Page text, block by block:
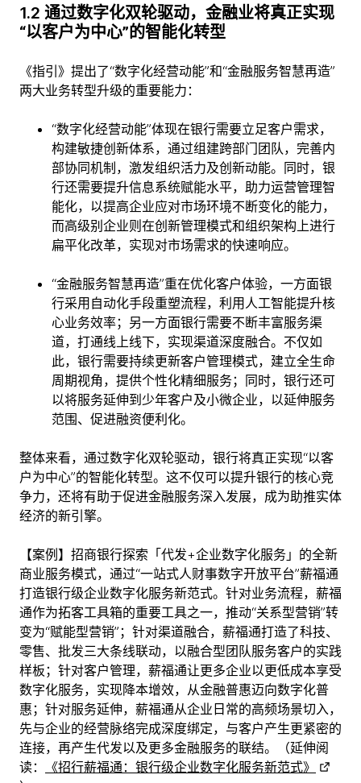
1.2 通过数字化双轮驱动，金融业将真正实现
“以客户为中心”的智能化转型
《指引》提出了“数字化经营动能”和“金融服务智慧再造”
两大业务转型升级的重要能力：
“数字化经营动能”体现在银行需要立足客户需求，
构建敏捷创新体系，通过组建跨部门团队，完善内
部协同机制，激发组织活力及创新动能。同时，银
行还需要提升信息系统赋能水平，助力运营管理智
能化，以提高企业应对市场环境不断变化的能力，
而高级别企业则在创新管理模式和组织架构上进行
扁平化改革，实现对市场需求的快速响应。
“金融服务智慧再造”重在优化客户体验，一方面银
行采用自动化手段重塑流程，利用人工智能提升核
心业务效率；另一方面银行需要不断丰富服务渠
道，打通线上线下，实现渠道深度融合。不仅如
此，银行需要持续更新客户管理模式，建立全生命
周期视角，提供个性化精细服务；同时，银行还可
以将服务延伸到少年客户及小微企业，以延伸服务
范围、促进融资便利化。
整体来看，通过数字化双轮驱动，银行将真正实现“以客
户为中心”的智能化转型。这不仅可以提升银行的核心竞
争力，还将有助于促进金融服务深入发展，成为助推实体
经济的新引擎。
【案例】招商银行探索「代发+企业数字化服务」的全新
商业服务模式，通过“一站式人财事数字开放平台”薪福通
打造银行级企业数字化服务新范式。针对业务流程，薪福
通作为拓客工具箱的重要工具之一，推动“关系型营销”转
变为“赋能型营销”；针对渠道融合，薪福通打造了科技、
零售、批发三大条线联动，以融合型团队服务客户的实践
样板；针对客户管理，薪福通让更多企业以更低成本享受
数字化服务，实现降本增效，从金融普惠迈向数字化普
惠；针对服务延伸，薪福通从企业日常的高频场景切入，
先与企业的经营脉络完成深度绑定，与客户产生更紧密的
连接，再产生代发以及更多金融服务的联结。（延伸阅
读：
《招行薪福通：银行级企业数字化服务新范式》